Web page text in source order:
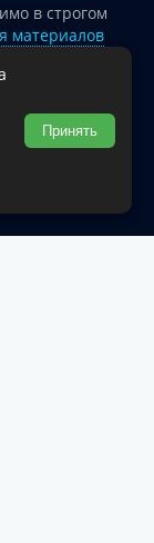
в строгом
материалов
ссылка
портал
округа.
Принять